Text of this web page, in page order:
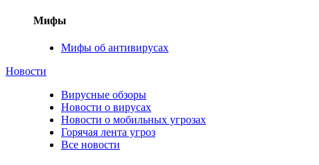
Мифы
Мифы об антивирусах
Новости
Вирусные обзоры
Новости о вирусах
Новости о мобильных угрозах
Горячая лента угроз
Все новости